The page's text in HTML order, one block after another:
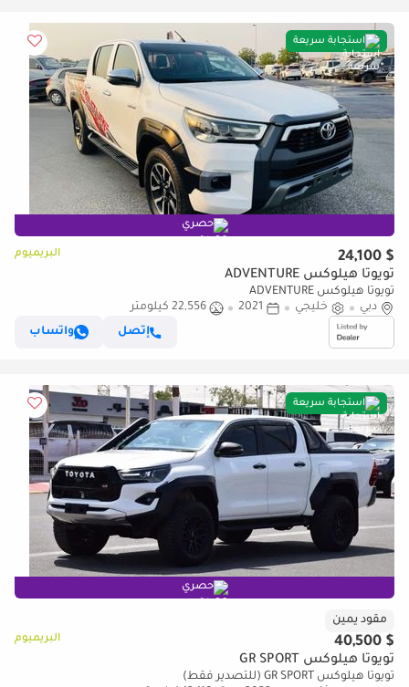
استجابة سريعة
حصري
$ 24,100 البريميوم
تويوتا هيلوكس ADVENTURE
تويوتا هيلوكس ADVENTURE
دبي
خليجي 2021
22,556 كيلومتر
إتصل
واتساب
استجابة سريعة
حصري
مقود يمين
$ 40,500 البريميوم
تويوتا هيلوكس GR SPORT
تويوتا هيلوكس GR SPORT (للتصدير فقط)